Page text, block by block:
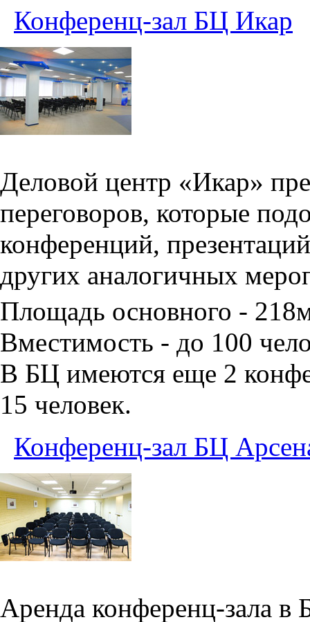
Конференц-зал БЦ Икар
Деловой центр «Икар»
переговоров, которые
конференций,
других аналогичных
Площадь основного -
Вместимость - до 100
В БЦ имеются еще 2
15 человек.
Конференц-зал БЦ
Аренда конференц-зала в